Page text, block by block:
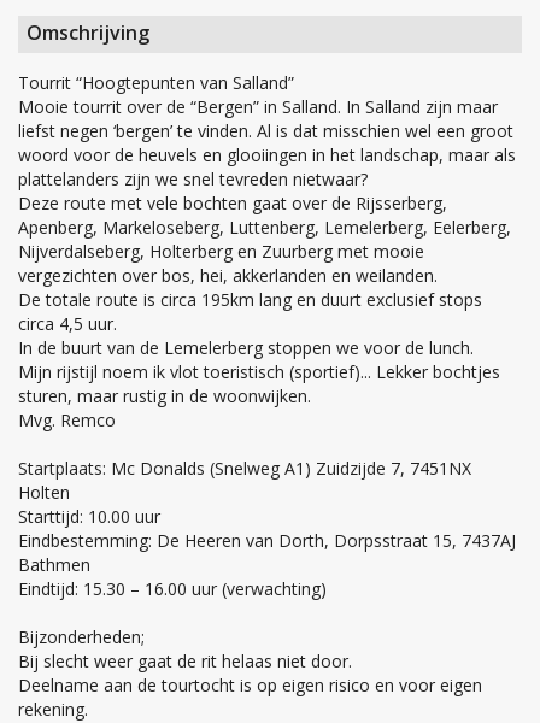
Omschrijving
Tourrit “Hoogtepunten van Salland”
Mooie tourrit over de “Bergen” in Salland. In Salland zijn maar
liefst negen ‘bergen’ te vinden. Al is dat misschien wel een groot
woord voor de heuvels en glooiingen in het landschap, maar als
plattelanders zijn we snel tevreden nietwaar?
Deze route met vele bochten gaat over de Rijsserberg,
Apenberg, Markeloseberg, Luttenberg, Lemelerberg, Eelerberg,
Nijverdalseberg, Holterberg en Zuurberg met mooie
vergezichten over bos, hei, akkerlanden en weilanden.
De totale route is circa 195km lang en duurt exclusief stops
circa 4,5 uur.
In de buurt van de Lemelerberg stoppen we voor de lunch.
Mijn rijstijl noem ik vlot toeristisch (sportief)... Lekker bochtjes
sturen, maar rustig in de woonwijken.
Mvg. Remco
Startplaats: Mc Donalds (Snelweg A1) Zuidzijde 7, 7451NX
Holten
Starttijd: 10.00 uur
Eindbestemming: De Heeren van Dorth, Dorpsstraat 15, 7437AJ
Bathmen
Eindtijd: 15.30 – 16.00 uur (verwachting)
Bijzonderheden;
Bij slecht weer gaat de rit helaas niet door.
Deelname aan de tourtocht is op eigen risico en voor eigen
rekening.